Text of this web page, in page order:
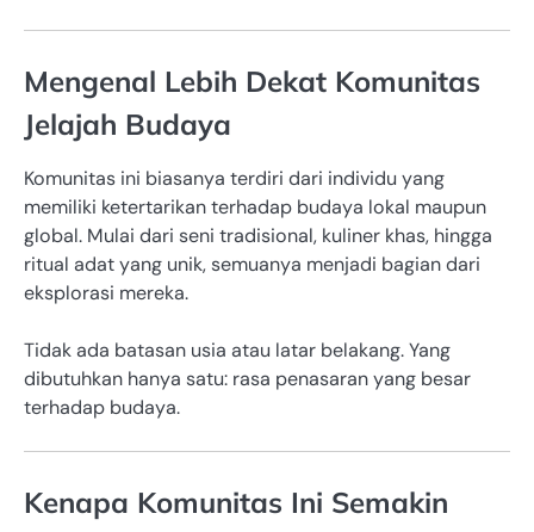
Mengenal Lebih Dekat Komunitas
Jelajah Budaya
Komunitas ini biasanya terdiri dari individu yang
memiliki ketertarikan terhadap budaya lokal maupun
global. Mulai dari seni tradisional, kuliner khas, hingga
ritual adat yang unik, semuanya menjadi bagian dari
eksplorasi mereka.
Tidak ada batasan usia atau latar belakang. Yang
dibutuhkan hanya satu: rasa penasaran yang besar
terhadap budaya.
Kenapa Komunitas Ini Semakin